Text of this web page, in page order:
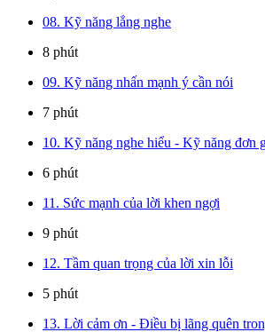
08. Kỹ năng lắng nghe
8 phút
09. Kỹ năng nhấn mạnh ý cần nói
7 phút
10. Kỹ năng nghe hiểu - Kỹ năng đơn
6 phút
11. Sức mạnh của lời khen ngợi
9 phút
12. Tầm quan trọng của lời xin lỗi
5 phút
13. Lời cảm ơn - Điều bị lãng quên